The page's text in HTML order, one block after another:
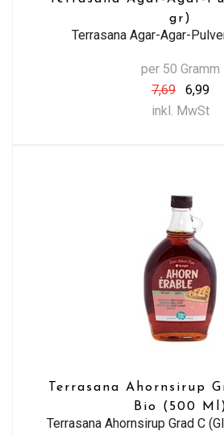
gr)
Terrasana Agar-Agar-
per 50 Gramm
7,69
6,99
inkl. MwSt
Terrasana Ahornsirup
Bio (500
Terrasana Ahornsirup Grad C